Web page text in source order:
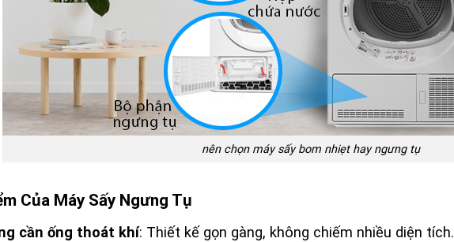
nên chọn máy sấy bom nhiẹt hay ngưng tụ
Của Máy Sấy Ngưng Tụ
cần ống thoát khí: Thiết kế gọn gàng, không chiếm nhiều diện tích.